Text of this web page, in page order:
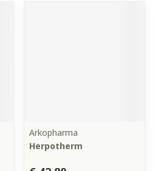
Arkopharma
Herpotherm